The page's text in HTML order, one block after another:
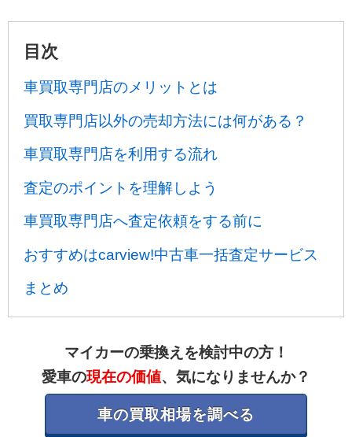
目次
車買取専門店のメリットとは
買取専門店以外の売却方法には何がある？
車買取専門店を利用する流れ
査定のポイントを理解しよう
車買取専門店へ査定依頼をする前に
おすすめはcarview!中古車一括査定サービス
まとめ
マイカーの乗換えを検討中の方！
愛車の現在の価値、気になりませんか？
車の買取相場を調べる